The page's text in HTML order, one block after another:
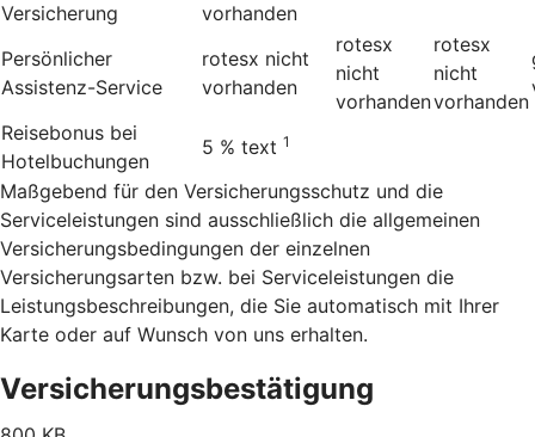
Versicherung
vorhanden
Persönlicher
Assistenz-Service
rotesx nicht
vorhanden
rotesx
nicht
vorhanden
rotesx
nicht
vorhanden
Reisebonus bei
Hotelbuchungen
5 % text 1
Maßgebend für den Versicherungsschutz und die
Serviceleistungen sind ausschließlich die allgemeinen
Versicherungsbedingungen der einzelnen
Versicherungsarten bzw. bei Serviceleistungen die
Leistungsbeschreibungen, die Sie automatisch mit Ihrer
Karte oder auf Wunsch von uns erhalten.
Versicherungsbestätigung